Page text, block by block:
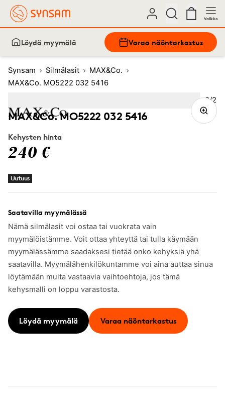
Valikko
Löydä myymälä Varaa näöntarkastus
Synsam Silmälasit
MAX&Co.
MAX&Co. MO5222 032 5416
MAX&Co. MO5222 032 5416
Kehysten hinta
240 €
Uutuus
Saatavilla myymälässä
Nämä silmälasit voi ostaa tai vuokrata vain
myymälöistämme. Voit ottaa yhteyttä tai tulla käymään
myymälässämme saadaksesi tietää onko kehyksiä yhä
saatavilla. Myymälähenkilökuntamme voi aina auttaa sinua
löytämään muita vastaavia vaihtoehtoja, jos tämä
kehysmalli on loppu varastosta.
Löydä myymälä Varaa näöntarkastus
Kuva
2/2
Image (Current image)